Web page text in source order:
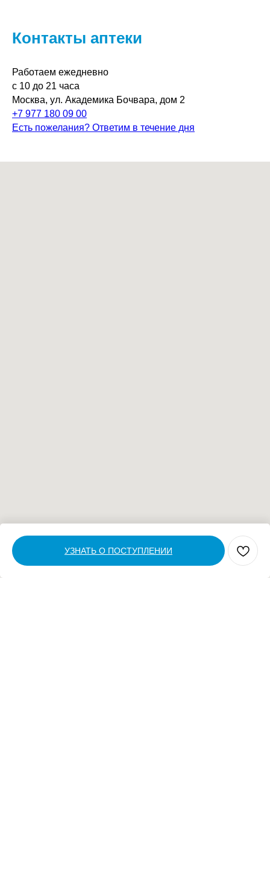
УЗНАТЬ О ПОСТУПЛЕНИИ
Контакты аптеки
Работаем ежедневно
с 10 до 21 часа
Москва, ул. Академика Бочвара, дом 2
+7 977 180 09 00
Есть пожелания? Ответим в течение дня